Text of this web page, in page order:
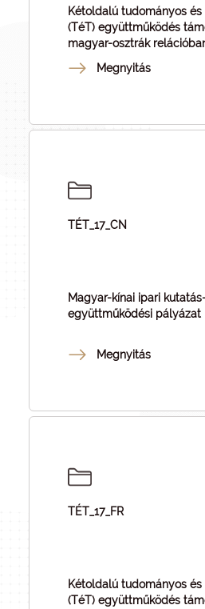
Kétoldalú tudományos
(TéT) együttműködés
magyar-osztrák
Megnyitás
TÉT_17_CN
Magyar-kínai ipari
együttműködési pályázat
Megnyitás
TÉT_17_FR
Kétoldalú tudományos
(TéT) együttműködés